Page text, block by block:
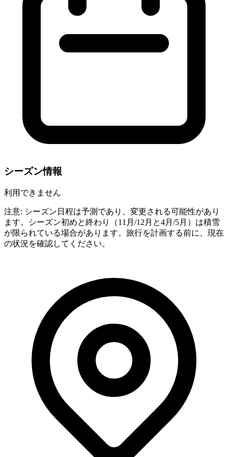
シーズン情報
利用できません
注意: シーズン日程は予測であり、変更される可能性があり
ます。シーズン初めと終わり（11月/12月と4月/5月）は積雪
が限られている場合があります。旅行を計画する前に、現在
の状況を確認してください。